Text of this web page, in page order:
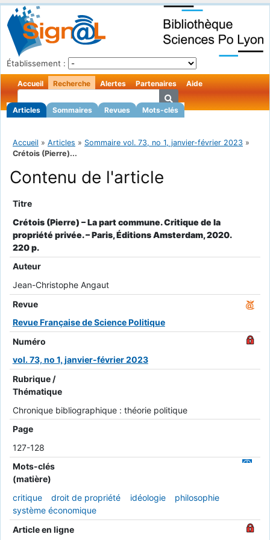
Établissement :
Accueil Recherche
Articles Sommaires Revues Mots-clés
Alertes Partenaires Aide
Accueil » Articles » Sommaire vol. 73, no 1, janvier-février 2023 »
Crétois (Pierre)...
Contenu de l'article
Titre
Crétois (Pierre) – La part commune. Critique de la
propriété privée. – Paris, Éditions Amsterdam, 2020.
220 p.
Auteur
Jean-Christophe Angaut
Revue
Revue Française de Science Politique
Numéro
vol. 73, no 1, janvier-février 2023
Rubrique /
Thématique
Chronique bibliographique : théorie politique
Page
127-128
Mots-clés
(matière)
critique
droit de propriété idéologie
philosophie
système économique
Article en ligne